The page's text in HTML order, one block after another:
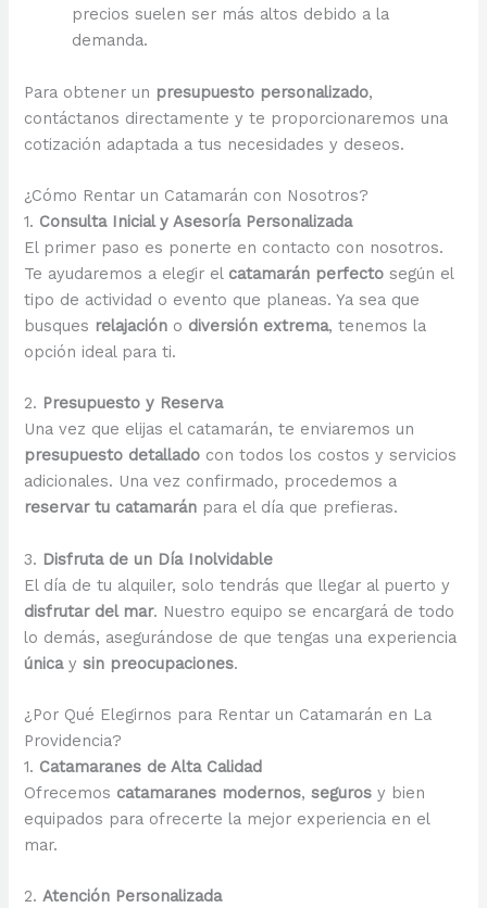
precios suelen ser más altos debido a la
demanda.
Para obtener un presupuesto personalizado,
contáctanos directamente y te proporcionaremos una
cotización adaptada a tus necesidades y deseos.
¿Cómo Rentar un Catamarán con Nosotros?
1. Consulta Inicial y Asesoría Personalizada
El primer paso es ponerte en contacto con nosotros.
Te ayudaremos a elegir el catamarán perfecto según el
tipo de actividad o evento que planeas. Ya sea que
busques relajación o diversión extrema, tenemos la
opción ideal para ti.
2. Presupuesto y Reserva
Una vez que elijas el catamarán, te enviaremos un
presupuesto detallado con todos los costos y servicios
adicionales. Una vez confirmado, procedemos a
reservar tu catamarán para el día que prefieras.
3. Disfruta de un Día Inolvidable
El día de tu alquiler, solo tendrás que llegar al puerto y
disfrutar del mar. Nuestro equipo se encargará de todo
lo demás, asegurándose de que tengas una experiencia
únicaysin preocupaciones.
¿Por Qué Elegirnos para Rentar un Catamarán en La
Providencia?
1. Catamaranes de Alta Calidad
Ofrecemos catamaranes modernos,seguros y bien
equipados para ofrecerte la mejor experiencia en el
mar.
2.Atención Personalizada